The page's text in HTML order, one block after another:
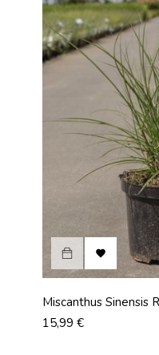

Miscanthus Sinensis
Prix
15,99 €